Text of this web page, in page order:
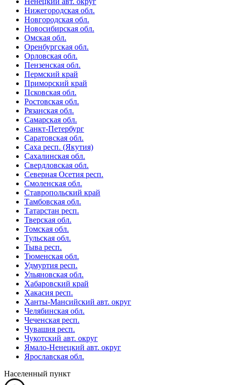
Нижегородская обл.
Новгородская обл.
Новосибирская обл.
Омская обл.
Оренбургская обл.
Орловская обл.
Пензенская обл.
Пермский край
Приморский край
Псковская обл.
Ростовская обл.
Рязанская обл.
Самарская обл.
Санкт-Петербург
Саратовская обл.
Саха респ. (Якутия)
Сахалинская обл.
Свердловская обл.
Северная Осетия респ.
Смоленская обл.
Ставропольский край
Тамбовская обл.
Татарстан респ.
Тверская обл.
Томская обл.
Тульская обл.
Тыва респ.
Тюменская обл.
Удмуртия респ.
Ульяновская обл.
Хабаровский край
Хакасия респ.
Ханты-Мансийский авт. округ
Челябинская обл.
Чеченская респ.
Чувашия респ.
Чукотский авт. округ
Ямало-Ненецкий авт. округ
Ярославская обл.
Населенный пункт